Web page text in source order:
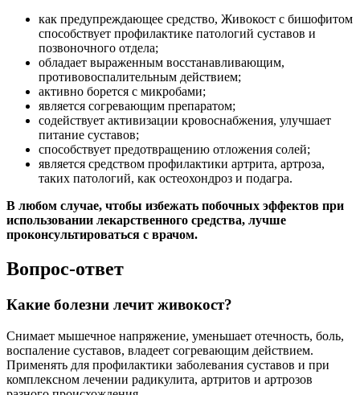
как предупреждающее средство, Живокост с бишофитом
способствует профилактике патологий суставов и
позвоночного отдела;
обладает выраженным восстанавливающим,
противовоспалительным действием;
активно борется с микробами;
является согревающим препаратом;
содействует активизации кровоснабжения, улучшает
питание суставов;
способствует предотвращению отложения солей;
является средством профилактики артрита, артроза,
таких патологий, как остеохондроз и подагра.
В любом случае, чтобы избежать побочных эффектов при
использовании лекарственного средства, лучше
проконсультироваться с врачом.
Вопрос-ответ
Какие болезни лечит живокост?
Снимает мышечное напряжение, уменьшает отечность, боль,
воспаление суставов, владеет согревающим действием.
Применять для профилактики заболевания суставов и при
комплексном лечении радикулита, артритов и артрозов